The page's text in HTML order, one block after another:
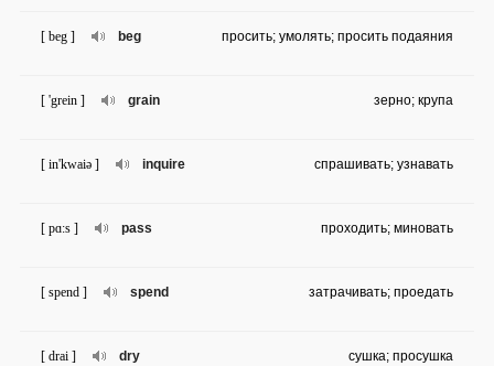
beg
[ beg ] просить; умолять; просить подаяния
grain
[ 'grein ] зерно; крупа
inquire
[ in'kwaiə ] спрашивать; узнавать
pass
[ pɑ:s ] проходить; миновать
spend
[ spend ] затрачивать; проедать
dry
[ drai ] сушка; просушка